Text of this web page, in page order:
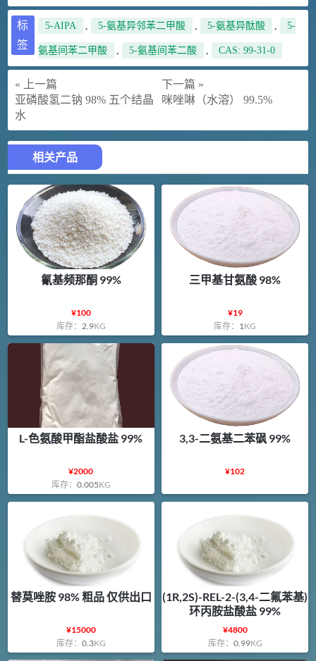
标
签
5-AIPA , 5-氨基异邻苯二甲酸 , 5-氨基异酞酸 , 5-
氨基间苯二甲酸 , 5-氨基间苯二酸 , CAS: 99-31-0
« 上一篇
亚磷酸氢二钠 98% 五个结晶
水
下一篇 »
咪唑啉（水溶） 99.5%
相关产品
氰基频那酮 99%
¥100
库存： 2.9KG
三甲基甘氨酸 98%
¥19
库存： 1KG
L-色氨酸甲酯盐酸盐 99%
¥2000
库存： 0.005KG
3,3-二氨基二苯砜 99%
¥102
替莫唑胺 98% 粗品 仅供出口
¥15000
库存： 0.3KG
(1R,2S)-REL-2-(3,4-二氟苯基)
环丙胺盐酸盐 99%
¥4800
库存： 0.99KG